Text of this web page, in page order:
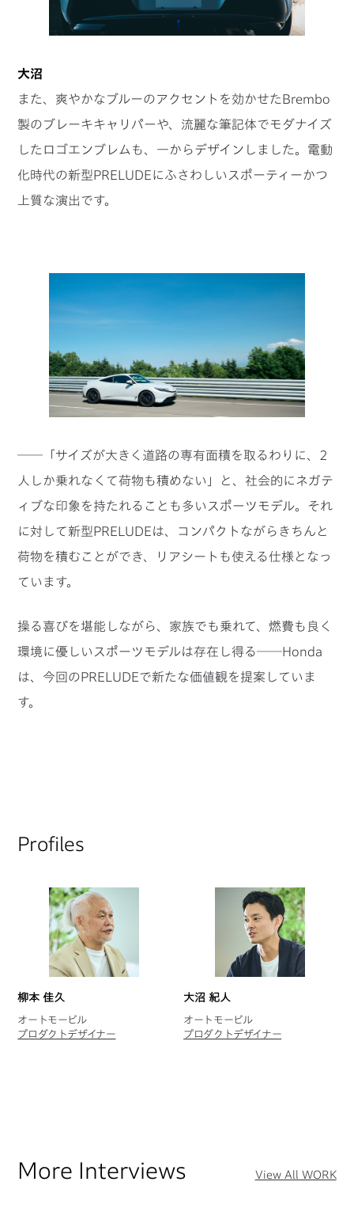
大沼
また、爽やかなブルーのアクセントを効かせたBrembo
製のブレーキキャリパーや、流麗な筆記体でモダナイズ
したロゴエンブレムも、一からデザインしました。電動
化時代の新型PRELUDEにふさわしいスポーティーかつ
上質な演出です。
──「サイズが大きく道路の専有面積を取るわりに、2
人しか乗れなくて荷物も積めない」と、社会的にネガテ
ィブな印象を持たれることも多いスポーツモデル。それ
に対して新型PRELUDEは、コンパクトながらきちんと
荷物を積むことができ、リアシートも使える仕様となっ
ています。
操る喜びを堪能しながら、家族でも乗れて、燃費も良く
環境に優しいスポーツモデルは存在し得る──Honda
は、今回のPRELUDEで新たな価値観を提案していま
す。
Profiles
柳本 佳久
オートモービル
プロダクトデザイナー
大沼 紀人
オートモービル
プロダクトデザイナー
More Interviews View All WORK